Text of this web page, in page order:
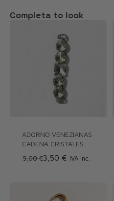
Completa to look
ADORNO VENEZIANAS
CADENA CRISTALES
5,00 €3,50 € IVA Inc.